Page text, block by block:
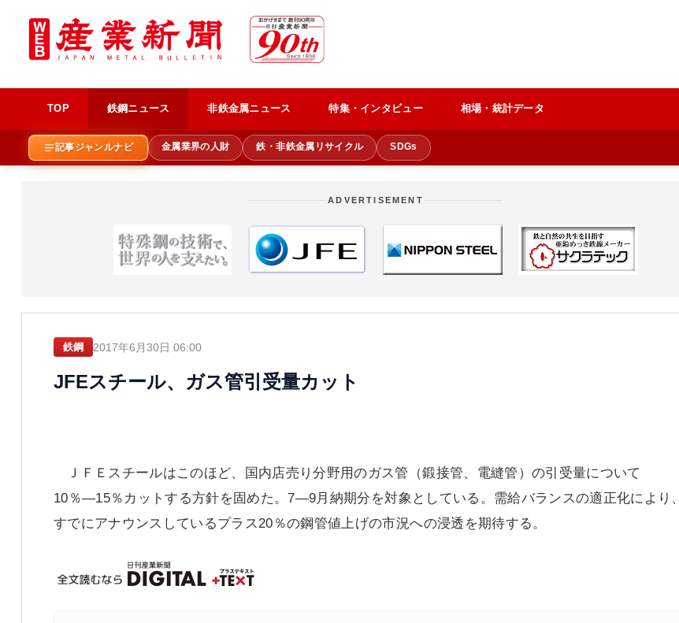
TOP 鉄鋼ニュース 非鉄金属ニュース 特集・インタビュー 相場・統計データ
記事ジャンルナビ 金属業界の人財 鉄・非鉄金属リサイクル SDGs
ADVERTISEMENT
鉄鋼 2017年6月30日 06:00
JFEスチール、ガス管引受量カット
ＪＦＥスチールはこのほど、国内店売り分野用のガス管（鍛接管、電縫管）の引受量について
10％―15％カットする方針を固めた。7―9月納期分を対象としている。需給バランスの適正化により、
すでにアナウンスしているプラス20％の鋼管値上げの市況への浸透を期待する。